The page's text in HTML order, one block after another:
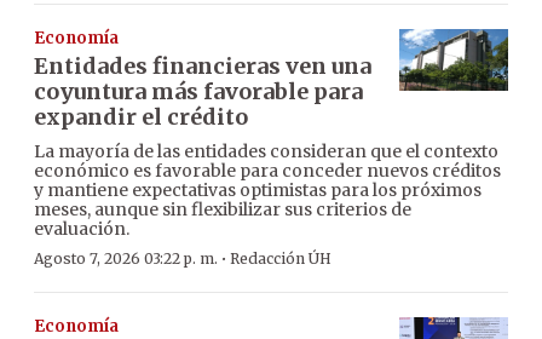
Economía
Entidades financieras ven una
coyuntura más favorable para
expandir el crédito
La mayoría de las entidades consideran que el contexto
económico es favorable para conceder nuevos créditos
y mantiene expectativas optimistas para los próximos
meses, aunque sin flexibilizar sus criterios de
evaluación.
Agosto 7, 2026 03:22 p. m. · Redacción ÚH
Economía